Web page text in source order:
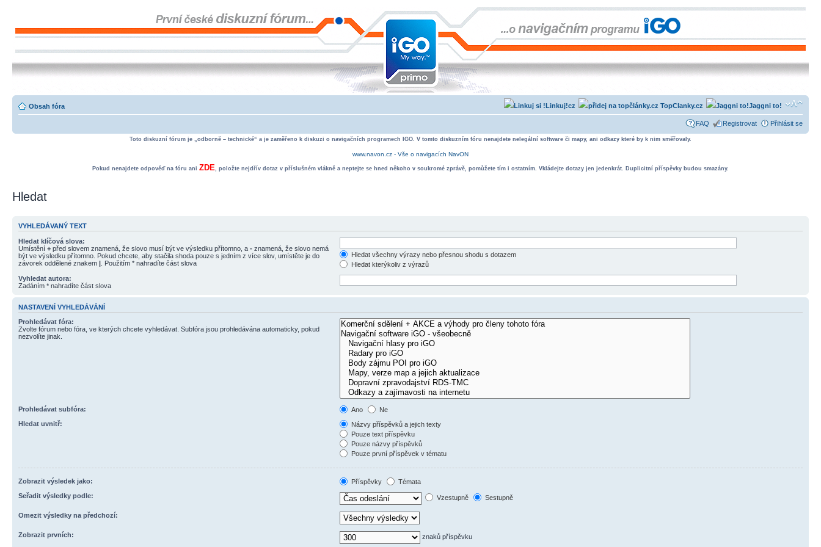
Obsah fóra Jaggni to!
TopClanky.cz
Linkuj!cz
FAQ Registrovat Přihlásit se
Toto diskuzní fórum je „odborně – technické“ a je zaměřeno k diskuzi o navigačních programech IGO. V tomto diskuzním fóru nenajdete nelegální software či mapy, ani odkazy které by k nim směřovaly.
www.navon.cz - Vše o navigacích NavON
Pokud nenajdete odpověď na fóru ani ZDE, položte nejdřív dotaz v příslušném vlákně a neptejte se hned někoho v soukromé zprávě, pomůžete tím i ostatním. Vkládejte dotazy jen jedenkrát. Duplicitní příspěvky budou smazány.
Hledat
VYHLEDÁVANÝ TEXT
Hledat klíčová slova:
Umístění + před slovem znamená, že slovo musí být ve výsledku přítomno, a - znamená, že slovo nemá
být ve výsledku přítomno. Pokud chcete, aby stačila shoda pouze s jedním z více slov, umístěte je do
závorek oddělené znakem | . Použitím * nahradíte část slova
Hledat všechny výrazy nebo přesnou shodu s dotazem
Hledat kterýkoliv z výrazů
Vyhledat autora:
Zadáním * nahradíte část slova
NASTAVENÍ VYHLEDÁVÁNÍ
Prohledávat fóra:
Zvolte fórum nebo fóra, ve kterých chcete vyhledávat. Subfóra jsou prohledávána automaticky, pokud
nezvolíte jinak.
Prohledávat subfóra: Ano
Ne
Hledat uvnitř:
Názvy příspěvků a jejich texty
Pouze text příspěvku
Pouze názvy příspěvků
Pouze první příspěvek v tématu
Zobrazit výsledek jako: Příspěvky
Témata
Seřadit výsledky podle:
Vzestupně Sestupně
Omezit výsledky na předchozí:
Zobrazit prvních: znaků příspěvku